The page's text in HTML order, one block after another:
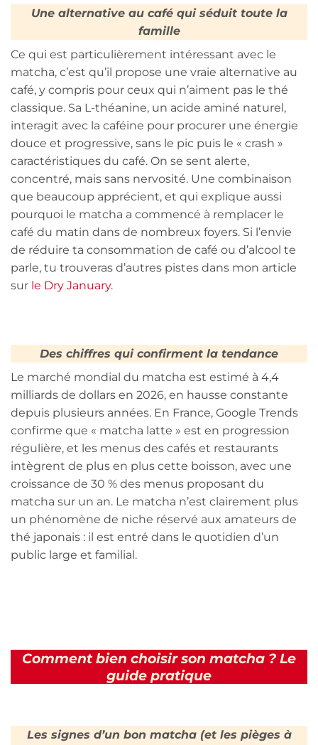
Une alternative au café qui séduit toute la
famille
Ce qui est particulièrement intéressant avec le
matcha, c’est qu’il propose une vraie alternative au
café, y compris pour ceux qui n’aiment pas le thé
classique. Sa L-théanine, un acide aminé naturel,
interagit avec la caféine pour procurer une énergie
douce et progressive, sans le pic puis le « crash »
caractéristiques du café. On se sent alerte,
concentré, mais sans nervosité. Une combinaison
que beaucoup apprécient, et qui explique aussi
pourquoi le matcha a commencé à remplacer le
café du matin dans de nombreux foyers. Si l’envie
de réduire ta consommation de café ou d’alcool te
parle, tu trouveras d’autres pistes dans mon article
sur le Dry January.
Des chiffres qui confirment la tendance
Le marché mondial du matcha est estimé à 4,4
milliards de dollars en 2026, en hausse constante
depuis plusieurs années. En France, Google Trends
confirme que « matcha latte » est en progression
régulière, et les menus des cafés et restaurants
intègrent de plus en plus cette boisson, avec une
croissance de 30 % des menus proposant du
matcha sur un an. Le matcha n’est clairement plus
un phénomène de niche réservé aux amateurs de
thé japonais : il est entré dans le quotidien d’un
public large et familial.
Comment bien choisir son matcha ? Le
guide pratique
Les signes d’un bon matcha (et les pièges à